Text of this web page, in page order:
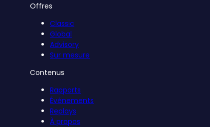
Offres
Classic
Global
Advisory
Sur mesure
Contenus
Rapports
Événements
Replays
À propos